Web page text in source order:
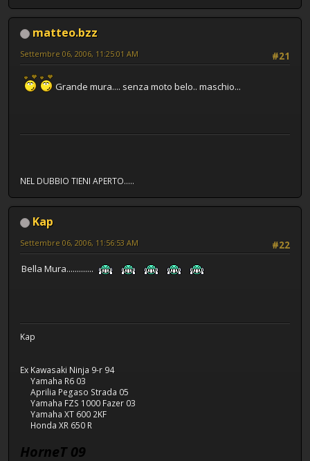
matteo.bzz
#21
Settembre 06, 2006, 11:25:01 AM
Grande mura.... senza moto belo.. maschio...
NEL DUBBIO TIENI APERTO.....
Kap
#22
Settembre 06, 2006, 11:56:53 AM
Bella Mura.............
Kap
Ex Kawasaki Ninja 9-r 94
Yamaha R6 03
Aprilia Pegaso Strada 05
Yamaha FZS 1000 Fazer 03
Yamaha XT 600 2KF
Honda XR 650 R
HorneT 09